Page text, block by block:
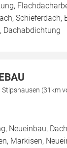
Schieferdach,
Dachabdichtung
(31km
Neueinbau,
Markisen,